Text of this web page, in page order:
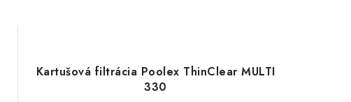
Kartušová filtrácia Poolex ThinClear MULTI
330